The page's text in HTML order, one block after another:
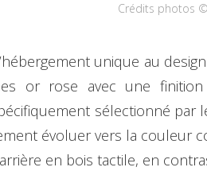
Crédits photos
unique au
or rose avec une
sélectionné
évoluer vers la couleur
en bois tactile, en